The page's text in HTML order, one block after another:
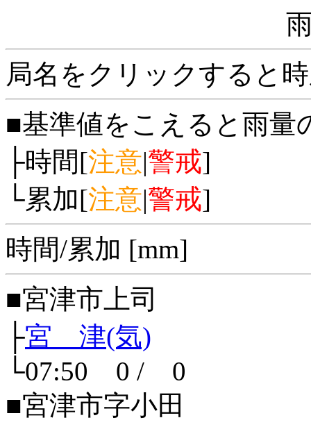
局名をクリックすると
■基準値をこえると雨量
├時間[注意|警戒]
└累加[注意|警戒]
時間/累加 [mm]
■宮津市上司
├宮 津(気)
└07:50 0 / 0
■宮津市字小田